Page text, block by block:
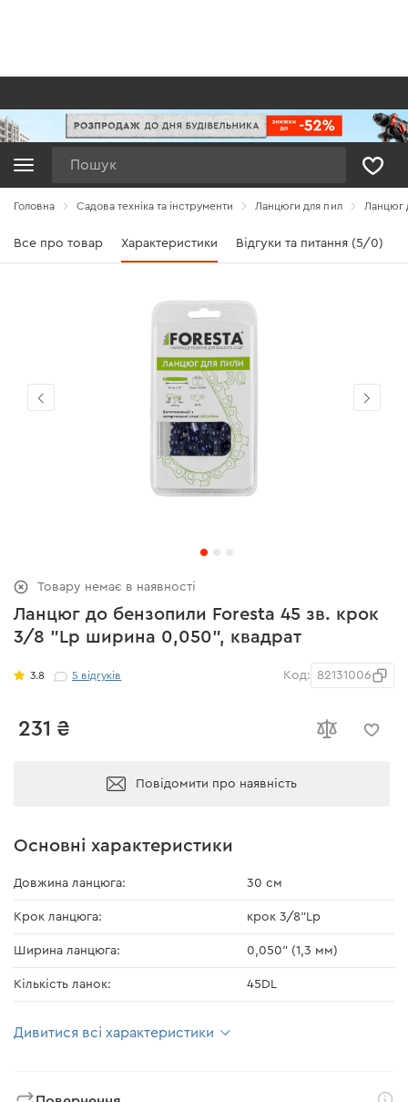
Головна Садова техніка та інструменти Ланцюги для пил Ланцюг
Все про товар Характеристики Відгуки та питання (5/0)
Ланцюг до бензопили Foresta 45 зв. крок
3/8 "Lp ширина 0,050", квадрат
3.8 5 відгуків Код: 82131006
231 ₴
Повідомити про наявність
Товару немає в наявності
Основні характеристики
Довжина ланцюга: 30 см
Крок ланцюга: крок 3/8"Lp
Ширина ланцюга: 0,050" (1,3 мм)
Кількість ланок: 45DL
Дивитися всі характеристики